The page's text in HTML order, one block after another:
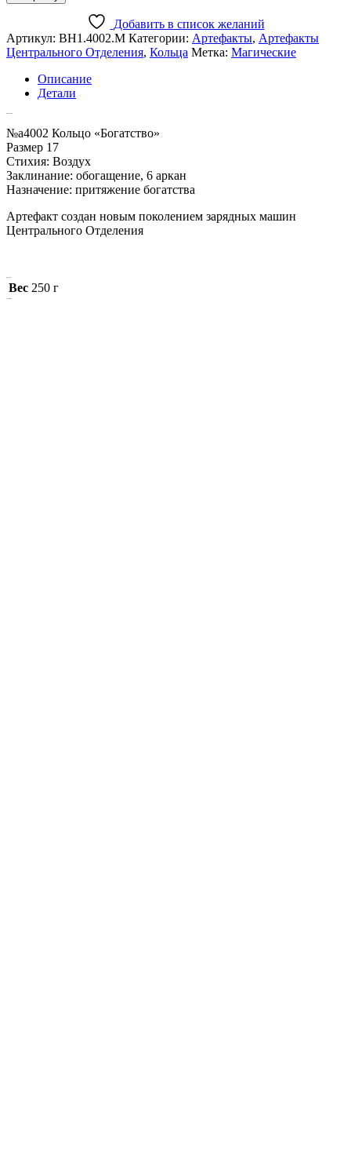
Добавить в список желаний
Артикул: ВН1.4002.М Категории: Артефакты, Артефакты
Центрального Отделения, Кольца Метка: Магические
Описание
Детали
№a4002 Кольцо «Богатство»
Размер 17
Стихия: Воздух
Заклинание: обогащение, 6 аркан
Назначение: притяжение богатства
Артефакт создан новым поколением зарядных машин
Центрального Отделения
Вес 250 г